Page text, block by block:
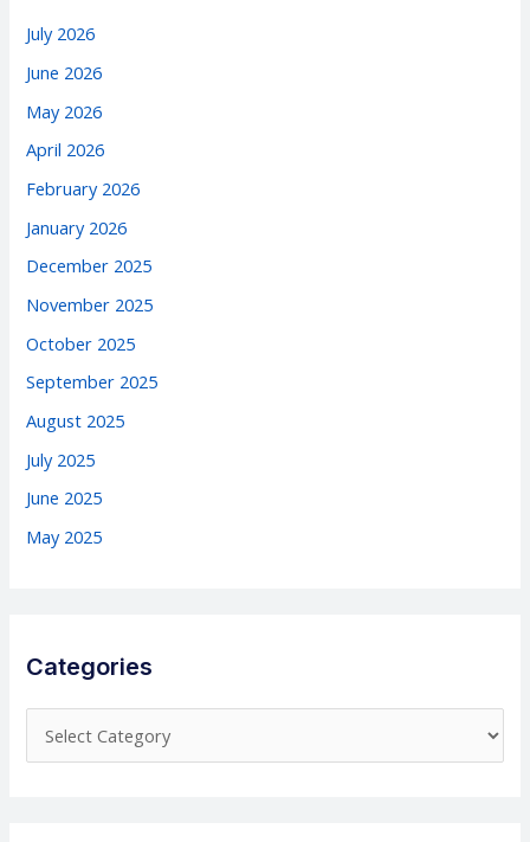
July 2026
June 2026
May 2026
April 2026
February 2026
January 2026
December 2025
November 2025
October 2025
September 2025
August 2025
July 2025
June 2025
May 2025
Categories
a